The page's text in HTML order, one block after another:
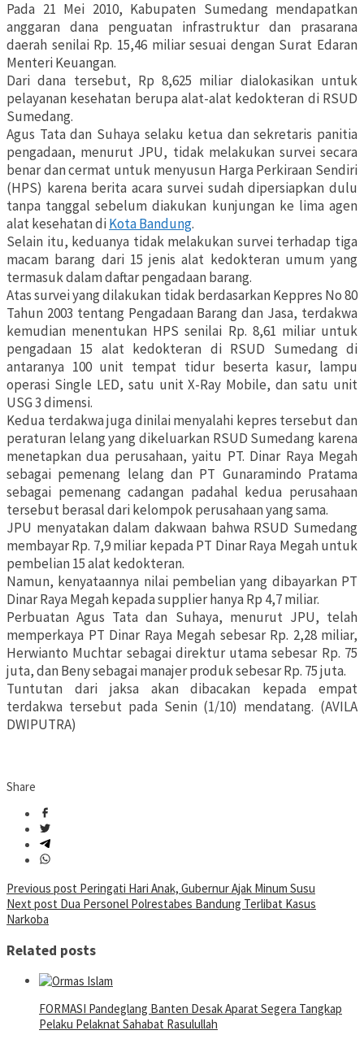
Pada 21 Mei 2010, Kabupaten Sumedang mendapatkan
anggaran dana penguatan infrastruktur dan prasarana
daerah senilai Rp. 15,46 miliar sesuai dengan Surat Edaran
Menteri Keuangan.
Dari dana tersebut, Rp 8,625 miliar dialokasikan untuk
pelayanan kesehatan berupa alat-alat kedokteran di RSUD
Sumedang.
Agus Tata dan Suhaya selaku ketua dan sekretaris panitia
pengadaan, menurut JPU, tidak melakukan survei secara
benar dan cermat untuk menyusun Harga Perkiraan Sendiri
(HPS) karena berita acara survei sudah dipersiapkan dulu
tanpa tanggal sebelum diakukan kunjungan ke lima agen
alat kesehatan diKota Bandung.
Selain itu, keduanya tidak melakukan survei terhadap tiga
macam barang dari 15 jenis alat kedokteran umum yang
termasuk dalam daftar pengadaan barang.
Atas survei yang dilakukan tidak berdasarkan Keppres No 80
Tahun 2003 tentang Pengadaan Barang dan Jasa, terdakwa
kemudian menentukan HPS senilai Rp. 8,61 miliar untuk
pengadaan 15 alat kedokteran di RSUD Sumedang di
antaranya 100 unit tempat tidur beserta kasur, lampu
operasi Single LED, satu unit X-Ray Mobile, dan satu unit
USG 3 dimensi.
Kedua terdakwa juga dinilai menyalahi kepres tersebut dan
peraturan lelang yang dikeluarkan RSUD Sumedang karena
menetapkan dua perusahaan, yaitu PT. Dinar Raya Megah
sebagai pemenang lelang dan PT Gunaramindo Pratama
sebagai pemenang cadangan padahal kedua perusahaan
tersebut berasal dari kelompok perusahaan yang sama.
JPU menyatakan dalam dakwaan bahwa RSUD Sumedang
membayar Rp. 7,9 miliar kepada PT Dinar Raya Megah untuk
pembelian 15 alat kedokteran.
Namun, kenyataannya nilai pembelian yang dibayarkan PT
Dinar Raya Megah kepada supplier hanya Rp 4,7 miliar.
Perbuatan Agus Tata dan Suhaya, menurut JPU, telah
memperkaya PT Dinar Raya Megah sebesar Rp. 2,28 miliar,
Herwianto Muchtar sebagai direktur utama sebesar Rp. 75
juta, dan Beny sebagai manajer produk sebesar Rp. 75 juta.
Tuntutan dari jaksa akan dibacakan kepada empat
terdakwa tersebut pada Senin (1/10) mendatang. (AVILA
DWIPUTRA)
Share
Post
navigation
Previous post Peringati Hari Anak, Gubernur Ajak Minum Susu
Next post Dua Personel Polrestabes Bandung Terlibat Kasus
Narkoba
Related posts
FORMASI Pandeglang Banten Desak Aparat Segera Tangkap
Pelaku Pelaknat Sahabat Rasulullah